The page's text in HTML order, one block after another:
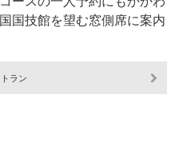
国技館を望む窓側席に案内
ラン